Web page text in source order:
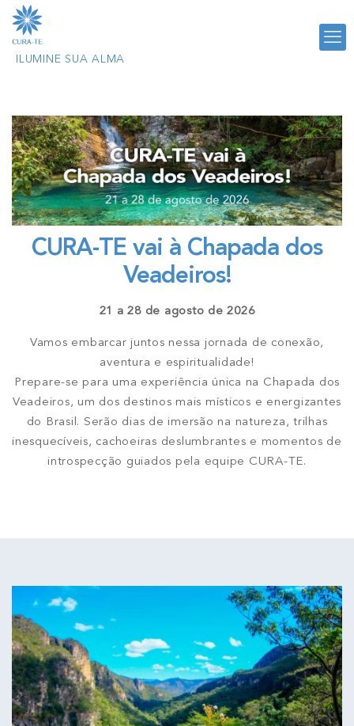
CURA-TE vai à Chapada dos
Veadeiros!
21 a 28 de agosto de 2026
Vamos embarcar juntos nessa jornada de conexão,
aventura e espiritualidade!
Prepare-se para uma experiência única na Chapada dos
Veadeiros, um dos destinos mais místicos e energizantes
do Brasil. Serão dias de imersão na natureza, trilhas
inesquecíveis, cachoeiras deslumbrantes e momentos de
introspecção guiados pela equipe CURA-TE.